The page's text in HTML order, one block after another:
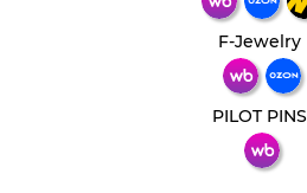
F-Jewelry
PILOT PINS